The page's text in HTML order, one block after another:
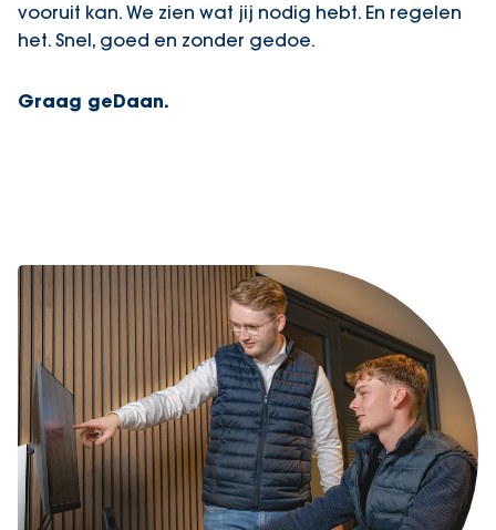
vooruit kan. We zien wat jij nodig hebt. En regelen
het. Snel, goed en zonder gedoe.
Graag geDaan.